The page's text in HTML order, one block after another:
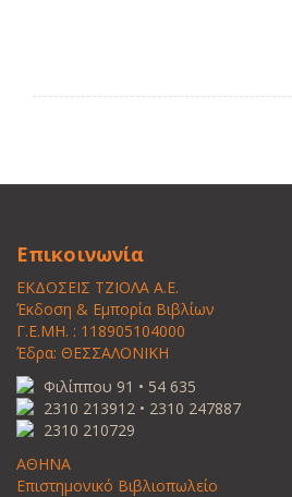
Επικοινωνία
ΕΚΔΟΣΕΙΣ ΤΖΙΟΛΑ Α.Ε.
Έκδοση & Εμπορία Βιβλίων
Γ.Ε.ΜΗ. : 118905104000
Έδρα: ΘΕΣΣΑΛΟΝΙΚΗ
Φιλίππου 91 • 54 635
2310 213912 • 2310 247887
2310 210729
ΑΘΗΝΑ
Επιστημονικό Βιβλιοπωλείο